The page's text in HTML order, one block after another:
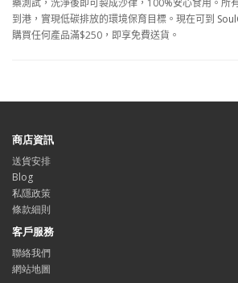
藥測試，洗淨後即可製成沙律， 100%安心食用。所
到港，實現低碳排放的環境保育目標。現在可到
購買任何產品滿$250 ，即享免費送貨。
商店資訊
送貨安排
Blog
私隱政策
條款細則
客戶服務
聯絡我們
網站地圖